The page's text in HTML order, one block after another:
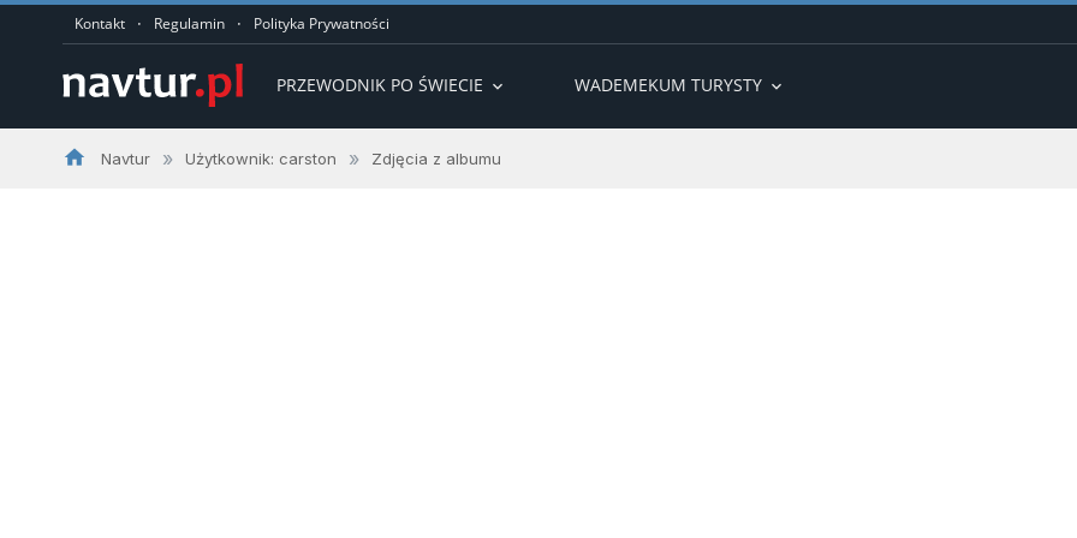
Kontakt · Regulamin · Polityka Prywatności
PRZEWODNIK PO ŚWIECIE expand_more WADEMEKUM TURYSTY expand_more
home Navtur » Użytkownik: carston » Zdjęcia z albumu